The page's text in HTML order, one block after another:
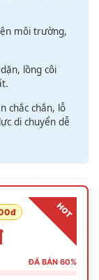
môi trường,
lồng côi
chắc chắn, lỗ
di chuyển dễ
HOT
ĐÃ BÁN 60%